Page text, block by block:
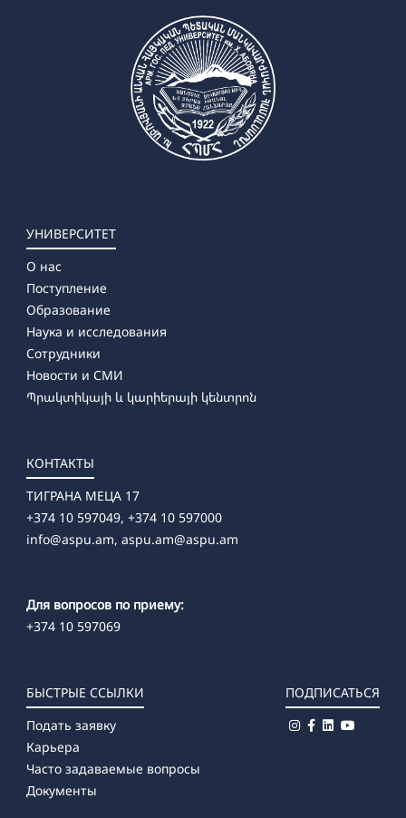
УНИВЕРСИТЕТ
О нас
Поступление
Образование
Наука и исследования
Сотрудники
Новости и СМИ
Պրակտիկայի և կարիերայի կենտրոն
КОНТАКТЫ
ТИГРАНА МЕЦА 17
+374 10 597049, +374 10 597000
info@aspu.am, aspu.am@aspu.am
Для вопросов по приему:
+374 10 597069
БЫСТРЫЕ ССЫЛКИ
Подать заявку
Карьера
Часто задаваемые вопросы
Документы
ПОДПИСАТЬСЯ